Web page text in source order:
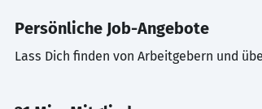
Persönliche Job-Angebote
Lass Dich finden von Arbeitgebern und